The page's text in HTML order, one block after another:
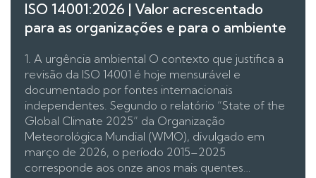
ISO 14001:2026 | Valor acrescentado
para as organizações e para o ambiente
1. A urgência ambiental O contexto que justifica a
revisão da ISO 14001 é hoje mensurável e
documentado por fontes internacionais
independentes. Segundo o relatório “State of the
Global Climate 2025” da Organização
Meteorológica Mundial (WMO), divulgado em
março de 2026, o período 2015–2025
corresponde aos onze anos mais quentes…